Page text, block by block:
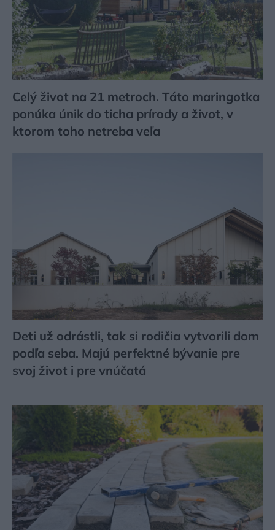
Celý život na 21 metroch. Táto maringotka
ponúka únik do ticha prírody a život, v
ktorom toho netreba veľa
Deti už odrástli, tak si rodičia vytvorili dom
podľa seba. Majú perfektné bývanie pre
svoj život i pre vnúčatá